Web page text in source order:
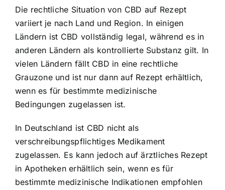
Die rechtliche Situation von CBD auf Rezept
variiert je nach Land und Region. In einigen
Ländern ist CBD vollständig legal, während es in
anderen Ländern als kontrollierte Substanz gilt. In
vielen Ländern fällt CBD in eine rechtliche
Grauzone und ist nur dann auf Rezept erhältlich,
wenn es für bestimmte medizinische
Bedingungen zugelassen ist.
In Deutschland ist CBD nicht als
verschreibungspflichtiges Medikament
zugelassen. Es kann jedoch auf ärztliches Rezept
in Apotheken erhältlich sein, wenn es für
bestimmte medizinische Indikationen empfohlen